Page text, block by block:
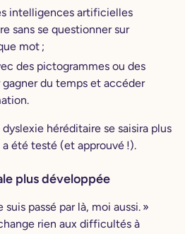
intelligences artificielles
sans se questionner sur
mot ;
des pictogrammes ou des
du temps et accéder
héréditaire se saisira plus
a été testé (et approuvé !).
plus développée
passé par là, moi aussi. »
rien aux difficultés à